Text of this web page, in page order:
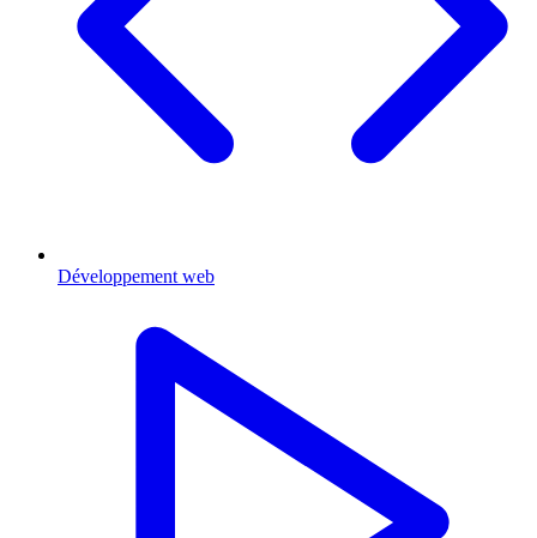
Développement web